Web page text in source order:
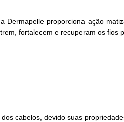
Dermapelle proporciona ação
fortalecem e recuperam os fios
cabelos, devido suas